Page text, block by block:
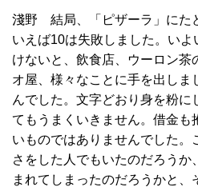
淺野 結局、「ピザーラ」にた
いえば10は失敗しました。い
けないと、飲食店、ウーロン茶
オ屋、様々なことに手を出しま
んでした。文字どおり身を粉に
てもうまくいきません。借金も
いものではありませんでした。
さをした人でもいたのだろうか
まれてしまったのだろうかと、